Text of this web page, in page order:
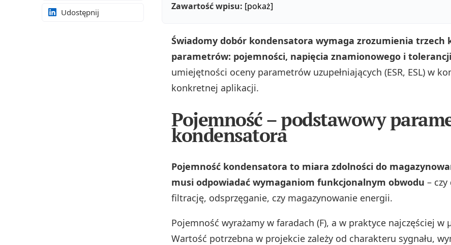
Udostępnij
Zawartość wpisu: [pokaż]
Świadomy dobór kondensatora wymaga zrozumienia trzech
parametrów: pojemności, napięcia znamionowego i tolerancji
umiejętności oceny parametrów uzupełniających (ESR, ESL) w
konkretnej aplikacji.
Pojemność – podstawowy
kondensatora
Pojemność kondensatora to miara zdolności do
musi odpowiadać wymaganiom funkcjonalnym obwodu –
filtrację, odsprzęganie, czy magazynowanie energii.
Pojemność wyrażamy w faradach (F), a w praktyce najczęściej w
Wartość potrzebna w projekcie zależy od charakteru sygnału,